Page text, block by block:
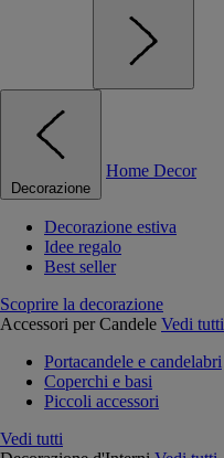
Decorazione
Home Decor
Decorazione estiva
Idee regalo
Best seller
Scoprire la decorazione
Accessori per Candele Vedi tutti
Portacandele e candelabri
Coperchi e basi
Piccoli accessori
Vedi tutti